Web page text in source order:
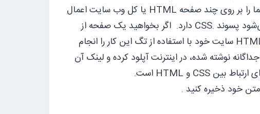
روش سوم روش External است. این روش استایل مورد نظر شما را بر روی چند صفحه HTML یا کل وب سایت اعمال
می‌کند. فایل CSS که در این روش به صورت جداگانه ذخیره می‌شود پسوند .CSS دارد. اگر بخواهید یک صفحه از
HTML را به وسیله فایل CSS زیباسازی کنید باید در HTML Head سایت خود با استفاده از تگ این کار را انجام
بدهید. به بیان بهتر در این روش استایل‌ها در یک فایل CSS جداگانه نوشته شده، در اینترنت آپلود کرده و لینک آن